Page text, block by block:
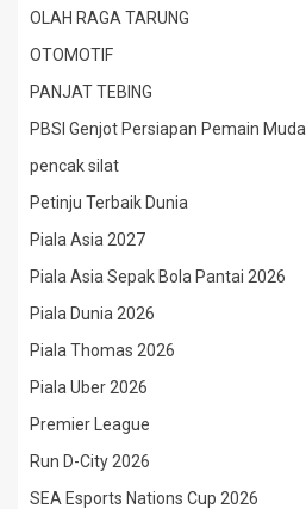
OLAH RAGA TARUNG
OTOMOTIF
PANJAT TEBING
PBSI Genjot Persiapan Pemain Muda
pencak silat
Petinju Terbaik Dunia
Piala Asia 2027
Piala Asia Sepak Bola Pantai 2026
Piala Dunia 2026
Piala Thomas 2026
Piala Uber 2026
Premier League
Run D-City 2026
SEA Esports Nations Cup 2026